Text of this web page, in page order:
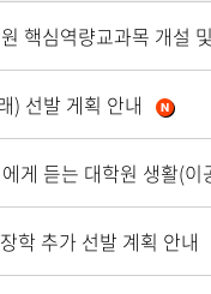
핵심역량교과목 개설
) 선발 게획 안내
게 듣는 대학원 생활(이
학 추가 선발 계획 안내